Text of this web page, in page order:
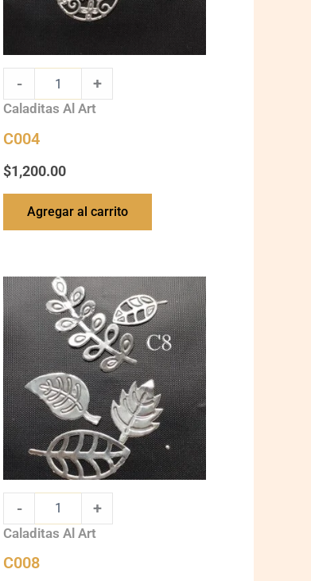
- +
Caladitas Al Art
C004
$1,200.00
Agregar al carrito
C008
quantity
- +
Caladitas Al Art
C008